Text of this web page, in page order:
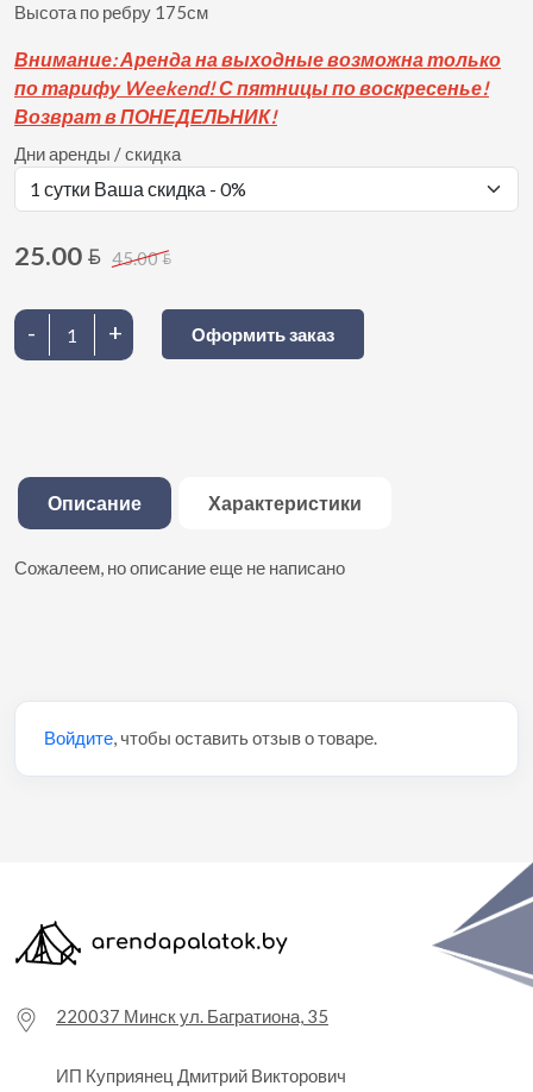
Высота по ребру 175см
Внимание: Аренда на выходные возможна только
по тарифу Weekend! С пятницы по воскресенье!
Возврат в ПОНЕДЕЛЬНИК!
Дни аренды / скидка
25.00 BYN 45.00BYN
- + Оформить заказ
Описание Характеристики
Сожалеем, но описание еще не написано
Войдите, чтобы оставить отзыв о товаре.
220037 Минск ул. Багратиона, 35
ИП Куприянец Дмитрий Викторович